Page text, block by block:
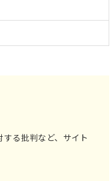
る批判など、サイト